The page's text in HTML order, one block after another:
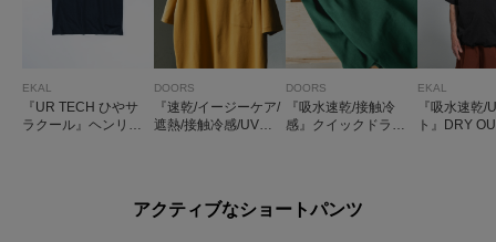
EKAL
『UR TECH ひやサ
ラクール』ヘンリー
DOORS
『速乾/イージーケア/
遮熱/接触冷感/UVカ
DOORS
『吸水速乾/接触冷
感』クイックドライ
EKAL
『吸水速乾/
ト』DRY
アクティブなショートパンツ